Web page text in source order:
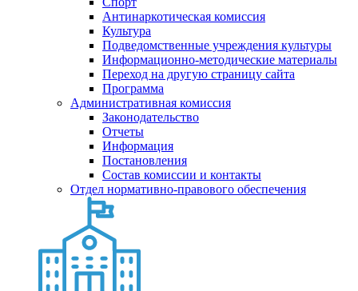
Антинаркотическая комиссия
Культура
Подведомственные учреждения культуры
Информационно-методические материалы
Переход на другую страницу сайта
Программа
Административная комиссия
Законодательство
Отчеты
Информация
Постановления
Состав комиссии и контакты
Отдел нормативно-правового обеспечения